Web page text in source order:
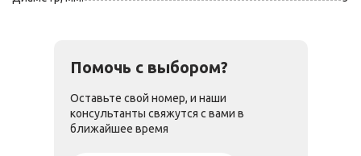
Помочь с выбором?
Оставьте свой номер, и наши
консультанты свяжутся с вами в
ближайшее время